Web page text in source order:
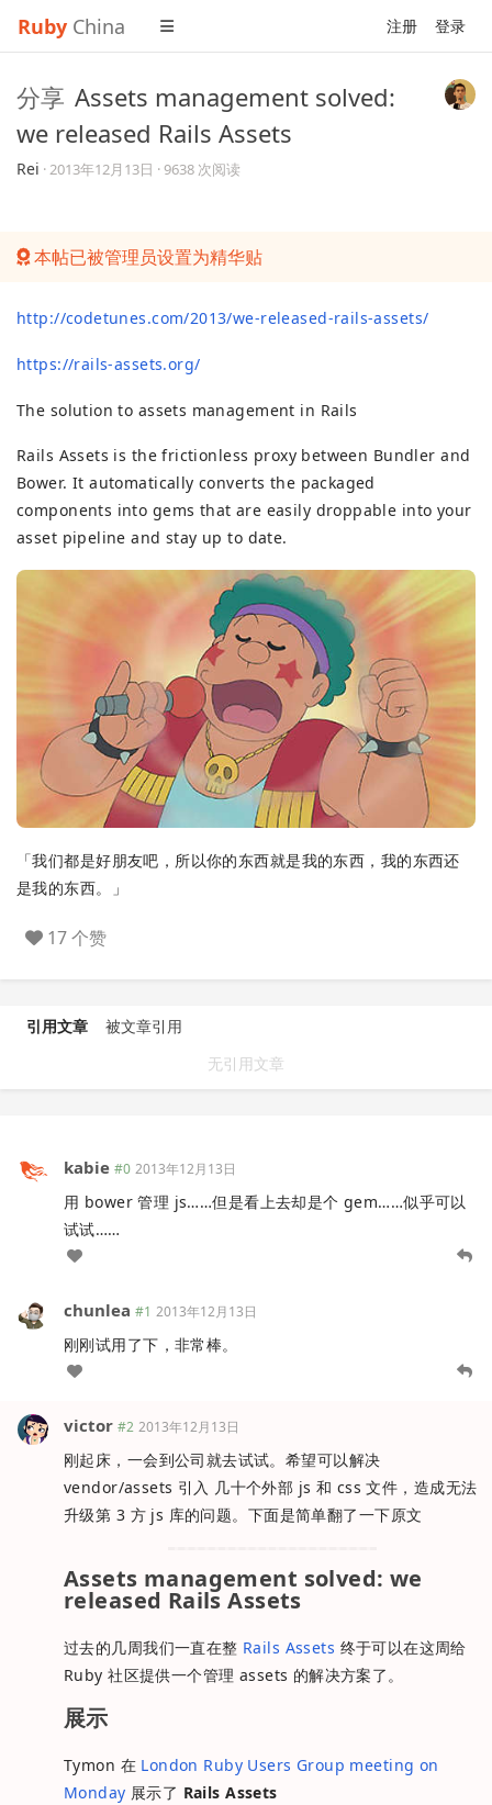
Ruby China 注册 登录
分享 Assets management solved:
we released Rails Assets
Rei ·2013年12月13日 · 9638 次阅读
本帖已被管理员设置为精华贴
http://codetunes.com/2013/we-released-rails-assets/
https://rails-assets.org/
The solution to assets management in Rails
Rails Assets is the frictionless proxy between Bundler and
Bower. It automatically converts the packaged
components into gems that are easily droppable into your
asset pipeline and stay up to date.
「我们都是好朋友吧，所以你的东西就是我的东西，我的东西还
是我的东西。」
17 个赞
引用文章
被文章引用
无引用文章
kabie #0 2013年12月13日
用 bower 管理 js……但是看上去却是个 gem……似乎可以
试试……
chunlea #1 2013年12月13日
刚刚试用了下，非常棒。
victor #2 2013年12月13日
刚起床，一会到公司就去试试。希望可以解决
vendor/assets 引入 几十个外部 js 和 css 文件，造成无法
升级第 3 方 js 库的问题。下面是简单翻了一下原文
Assets management solved: we
released Rails Assets
过去的几周我们一直在整 Rails Assets 终于可以在这周给
Ruby 社区提供一个管理 assets 的解决方案了。
展示
Tymon 在 London Ruby Users Group meeting on
Monday 展示了 Rails Assets